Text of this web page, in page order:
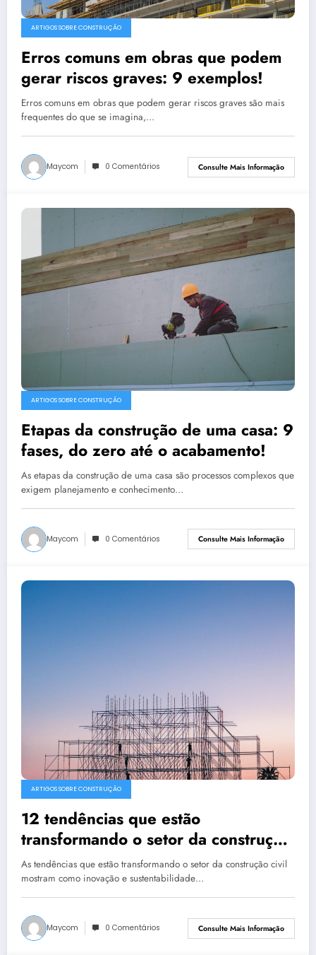
ARTIGOS SOBRE CONSTRUÇÃO
Erros comuns em obras que podem
gerar riscos graves: 9 exemplos!
Erros comuns em obras que podem gerar riscos graves são mais
frequentes do que se imagina,…
Maycom 0 Comentários Consulte Mais Informação
ARTIGOS SOBRE CONSTRUÇÃO
Etapas da construção de uma casa: 9
fases, do zero até o acabamento!
As etapas da construção de uma casa são processos complexos que
exigem planejamento e conhecimento…
Maycom 0 Comentários Consulte Mais Informação
ARTIGOS SOBRE CONSTRUÇÃO
12 tendências que estão
transformando o setor da construção
civil
As tendências que estão transformando o setor da construção civil
mostram como inovação e sustentabilidade…
Maycom 0 Comentários Consulte Mais Informação